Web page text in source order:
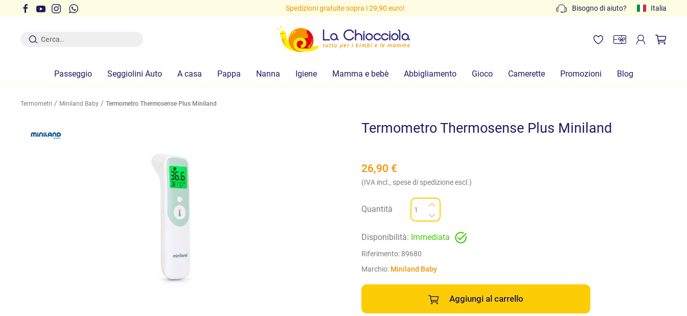
ferie dal 12 al 19 Agosto compresi Spedizioni gratuite sopra i 29,90 euro! Preventivi gratuiti: scrivi ainfo@lachiocciolababy.it
Bisogno di aiuto? Italia
Passeggio Seggiolini Auto A casa Pappa Nanna Igiene Mamma e bebè Abbigliamento Gioco Camerette Promozioni Blog
Termometri Miniland Baby Termometro Thermosense Plus Miniland
Termometro Thermosense Plus Miniland
26,90 €
(IVA incl., spese di spedizione escl.)
Quantità
Disponibilità: Immediata
Riferimento: 89680
Marchio: Miniland Baby
Aggiungi al carrello